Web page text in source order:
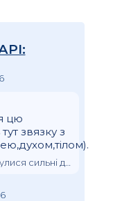
цю
звязку з
духом люди